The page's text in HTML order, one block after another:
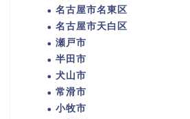
名古屋市名東区
名古屋市天白区
瀬戸市
半田市
犬山市
常滑市
小牧市